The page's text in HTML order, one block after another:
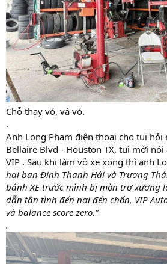
Chỗ thay vỏ, vá vỏ.
.
Anh Long Phạm điện thoại cho tui
Bellaire Blvd - Houston TX, tui mới
VIP . Sau khi làm vỏ xe xong thì anh
hai bạn Đinh Thanh Hải và Trương
bánh XE trước mình bị mòn trơ xương
dẫn tận tình đến nơi đến chốn, VIP
và balance score zero."
.